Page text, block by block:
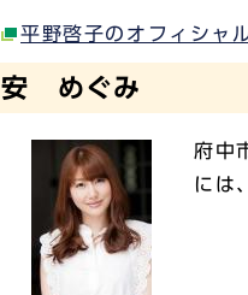
平野啓子のオフィシャ
安 めぐみ
府中
には